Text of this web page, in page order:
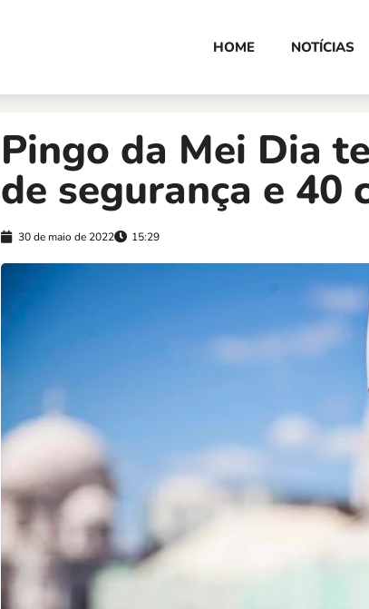
HOME NOTÍCIAS
Pingo da Mei Dia
de segurança e 40
30 de maio de 2022 15:29